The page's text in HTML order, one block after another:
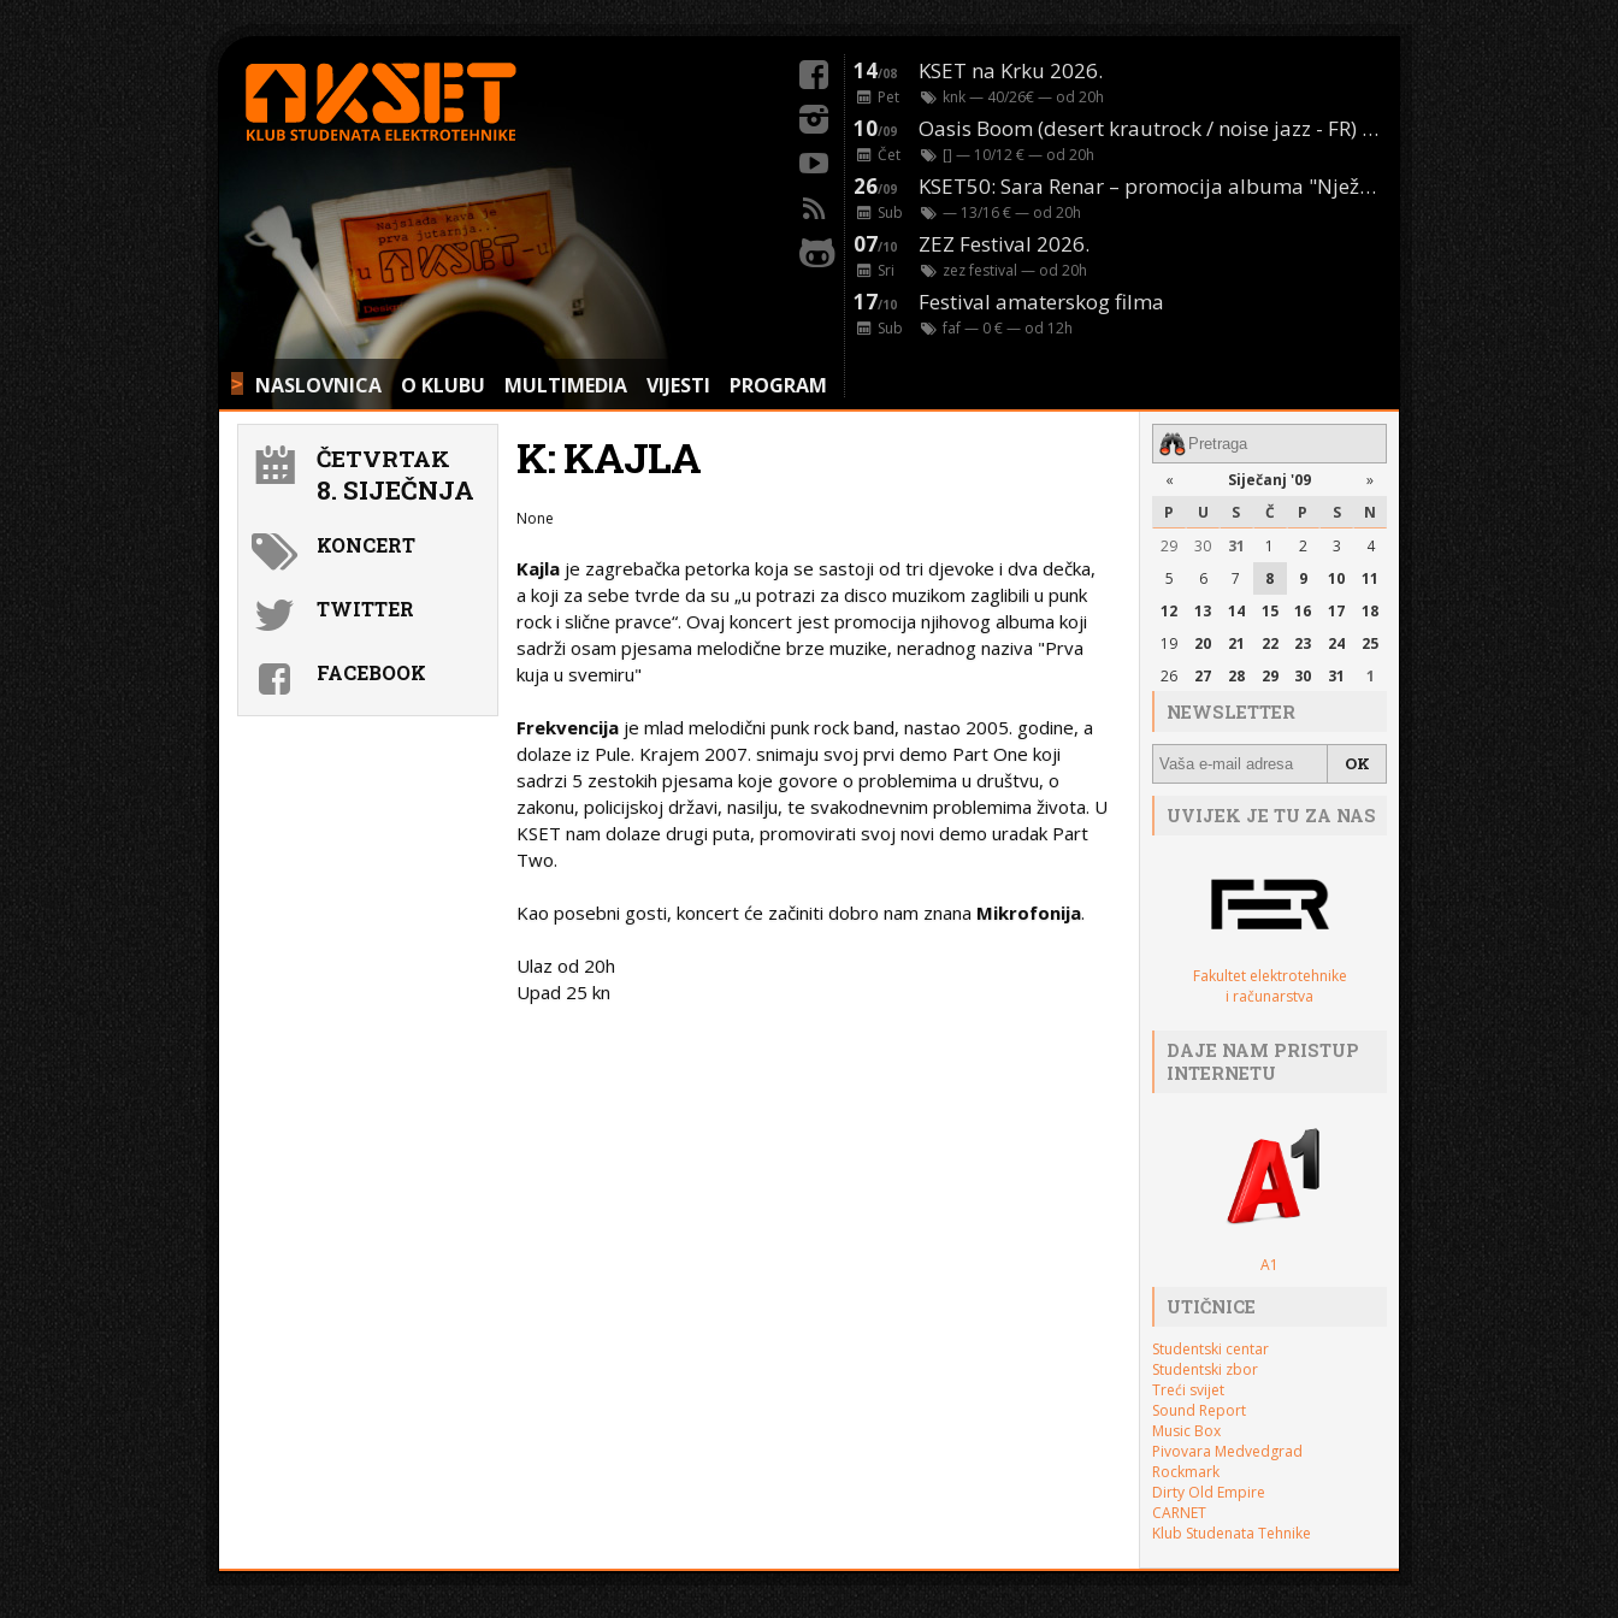
> NASLOVNICA O KLUBU MULTIMEDIA VIJESTI PROGRAM
14/08 KSET na Krku 2026.
Pet knk— 40/26€ — od 20h
10/09 Oasis Boom (desert krautrock / noise jazz - FR) @ KONTEJNER
Čet [] — 10/12 € — od 20h
26/09 KSET50: Sara Renar – promocija albuma "Nježne riječi" @ Močvara
Sub — 13/16 € — od 20h
07/10 ZEZ Festival 2026.
Sri zez festival — od 20h
17/10 Festival amaterskog filma
Sub faf— 0 € — od 12h
K: KAJLA
None
Kajla je zagrebačka petorka koja se sastoji od tri djevoke i dva dečka,
a koji za sebe tvrde da su „u potrazi za disco muzikom zaglibili u punk
rock i slične pravce“. Ovaj koncert jest promocija njihovog albuma koji
sadrži osam pjesama melodične brze muzike, neradnog naziva "Prva
kuja u svemiru"
Frekvencija je mlad melodični punk rock band, nastao 2005. godine, a
dolaze iz Pule. Krajem 2007. snimaju svoj prvi demo Part One koji
sadrzi 5 zestokih pjesama koje govore o problemima u društvu, o
zakonu, policijskoj državi, nasilju, te svakodnevnim problemima života. U
KSET nam dolaze drugi puta, promovirati svoj novi demo uradak Part
Two.
Kao posebni gosti, koncert će začiniti dobro nam znana Mikrofonija.
Ulaz od 20h
Upad 25 kn
ČETVRTAK
8. SIJEČNJA
KONCERT
TWITTER
FACEBOOK
« Siječanj '09
»
P
U S Č P S
N
29
30 31 1 2 3
4
5
6 7 8 9 10
11
12
13 14 15 16 17
18
19
20 21 22 23 24
25
26
27 28 29 30 31 1
NEWSLETTER
UVIJEK JE TU ZA NAS
Fakultet elektrotehnike
i računarstva
DAJE NAM PRISTUP
INTERNETU
A1
UTIČNICE
Studentski centar
Studentski zbor
Treći svijet
Sound Report
Music Box
Pivovara Medvedgrad
Rockmark
Dirty Old Empire
CARNET
Klub Studenata Tehnike